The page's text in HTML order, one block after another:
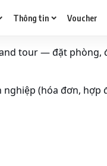
Thông tin Voucher
tour — đặt phòng,
(hóa đơn, hợp